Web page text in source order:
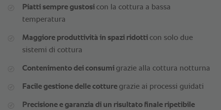
Piatti sempre gustosi con la cottura a bassa
temperatura
Maggiore produttività in spazi ridotti con solo due
sistemi di cottura
Contenimento dei consumi grazie alla cottura notturna
Facile gestione delle cotture grazie ai processi guidati
Precisione e garanzia di un risultato finale ripetibile